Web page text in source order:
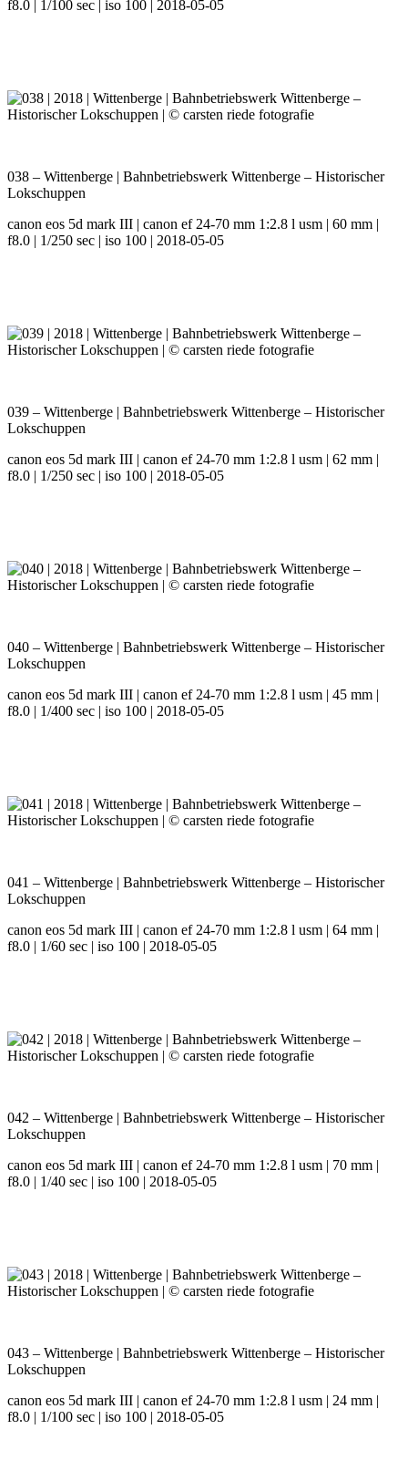
f8.0 | 1/100 sec | iso 100 | 2018-05-05
038 – Wittenberge | Bahnbetriebswerk Wittenberge – Historischer
Lokschuppen
canon eos 5d mark III | canon ef 24-70 mm 1:2.8 l usm | 60 mm |
f8.0 | 1/250 sec | iso 100 | 2018-05-05
039 – Wittenberge | Bahnbetriebswerk Wittenberge – Historischer
Lokschuppen
canon eos 5d mark III | canon ef 24-70 mm 1:2.8 l usm | 62 mm |
f8.0 | 1/250 sec | iso 100 | 2018-05-05
040 – Wittenberge | Bahnbetriebswerk Wittenberge – Historischer
Lokschuppen
canon eos 5d mark III | canon ef 24-70 mm 1:2.8 l usm | 45 mm |
f8.0 | 1/400 sec | iso 100 | 2018-05-05
041 – Wittenberge | Bahnbetriebswerk Wittenberge – Historischer
Lokschuppen
canon eos 5d mark III | canon ef 24-70 mm 1:2.8 l usm | 64 mm |
f8.0 | 1/60 sec | iso 100 | 2018-05-05
042 – Wittenberge | Bahnbetriebswerk Wittenberge – Historischer
Lokschuppen
canon eos 5d mark III | canon ef 24-70 mm 1:2.8 l usm | 70 mm |
f8.0 | 1/40 sec | iso 100 | 2018-05-05
043 – Wittenberge | Bahnbetriebswerk Wittenberge – Historischer
Lokschuppen
canon eos 5d mark III | canon ef 24-70 mm 1:2.8 l usm | 24 mm |
f8.0 | 1/100 sec | iso 100 | 2018-05-05